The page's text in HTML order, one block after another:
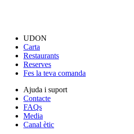
UDON
Carta
Restaurants
Reserves
Fes la teva comanda
Ajuda i suport
Contacte
FAQs
Media
Canal ètic